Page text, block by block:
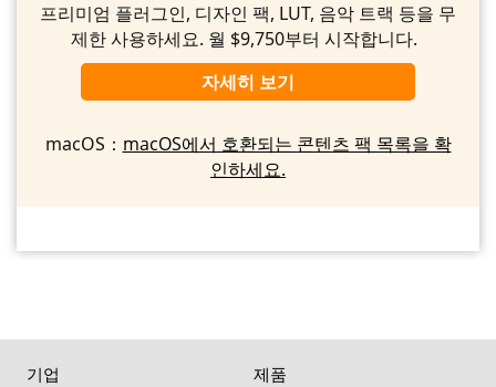
프리미엄 플러그인, 디자인 팩, LUT, 음악 트랙 등을 무
제한 사용하세요. 월 $9,750부터 시작합니다.
자세히 보기
macOS： macOS에서 호환되는 콘텐츠 팩 목록을 확
인하세요.
기업
제품